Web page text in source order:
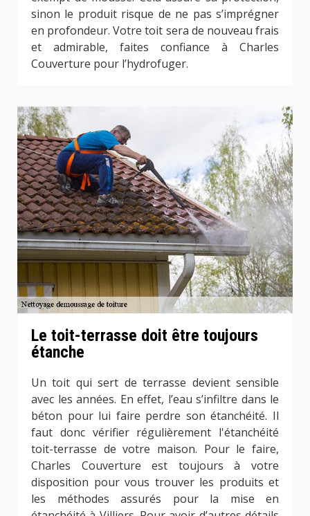
sinon le produit risque de ne pas s’imprégner
en profondeur. Votre toit sera de nouveau frais
et admirable, faites confiance à Charles
Couverture pour l’hydrofuger.
Le toit-terrasse doit être toujours
étanche
Un toit qui sert de terrasse devient sensible
avec les années. En effet, l’eau s’infiltre dans le
béton pour lui faire perdre son étanchéité. Il
faut donc vérifier régulièrement l'étanchéité
toit-terrasse de votre maison. Pour le faire,
Charles Couverture est toujours à votre
disposition pour vous trouver les produits et
les méthodes assurés pour la mise en